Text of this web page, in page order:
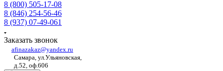
8 (800) 505-17-08
8 (846) 254-56-46
8 (937) 07-49-061
Заказать звонок
afinazakaz@yandex.ru
Самара, ул.Ульяновская,
д.52, оф.606